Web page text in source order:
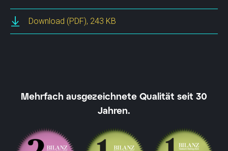
Download (PDF), 243 KB
Mehrfach ausgezeichnete Qualität seit 30
Jahren.